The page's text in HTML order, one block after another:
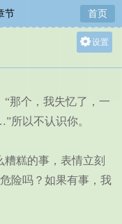
节 首页
设置
中
那个，我失忆了，一
所以不认识你。
糕的事，表情立刻
险吗？如果有事，我